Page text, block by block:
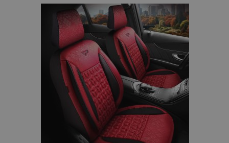
aan
verlanglijst